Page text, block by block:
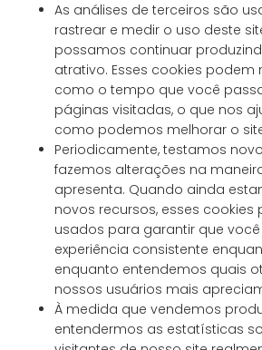
As análises de terceiros são
rastrear e medir o uso deste
possamos continuar
atrativo. Esses cookies podem
como o tempo que você
páginas visitadas, o que nos
como podemos melhorar o
Periodicamente, testamos
fazemos alterações na
apresenta. Quando ainda
novos recursos, esses cookies
usados ​​para garantir que
experiência consistente
enquanto entendemos quais
nossos usuários mais
À medida que vendemos
entendermos as estatísticas